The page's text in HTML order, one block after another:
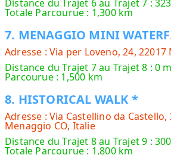
Distance du Trajet 6 au Trajet 7 :
Totale Parcourue : 1,300 km
7. MENAGGIO MINI
Adresse : Via per Loveno, 24,
Distance du Trajet 7 au Trajet 8 : 0
Parcourue : 1,500 km
8. HISTORICAL WALK *
Adresse : Via Castellino da Castello,
Menaggio CO, Italie
Distance du Trajet 8 au Trajet 9 :
Totale Parcourue : 1,800 km